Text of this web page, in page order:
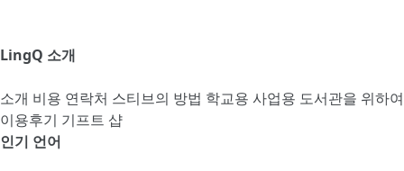
LingQ 소개
소개 비용 연락처 스티브의 방법 학교용 사업용 도서관을 위하여
이용후기 기프트 샵
인기 언어